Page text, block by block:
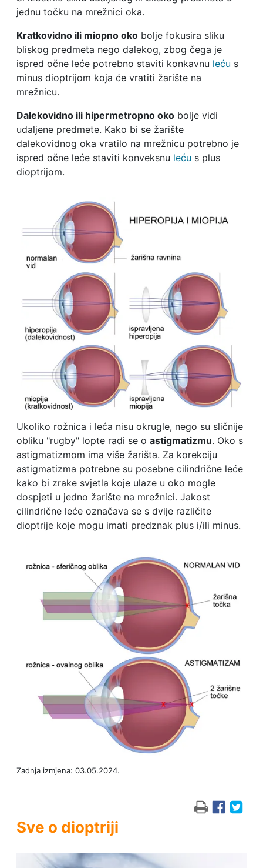
jednu točku na mrežnici oka.
Kratkovidno ili miopno okobolje fokusira sliku
bliskog predmeta nego dalekog, zbog čega je
ispred očne leće potrebno staviti konkavnu leću s
minus dioptrijom koja će vratiti žarište na
mrežnicu.
Dalekovidno ili hipermetropno okobolje vidi
udaljene predmete. Kako bi se žarište
dalekovidnog oka vratilo na mrežnicu potrebno je
ispred očne leće staviti konveksnu leću s plus
dioptrijom.
Ukoliko rožnica i leća nisu okrugle, nego su sličnije
obliku "rugby" lopte radi se o astigmatizmu. Oko s
astigmatizmom ima više žarišta. Za korekciju
astigmatizma potrebne su posebne cilindrične leće
kako bi zrake svjetla koje ulaze u oko mogle
dospjeti u jedno žarište na mrežnici. Jakost
cilindrične leće označava se s dvije različite
dioptrije koje mogu imati predznak plus i/ili minus.
Zadnja izmjena: 03.05.2024.
Sve o dioptriji